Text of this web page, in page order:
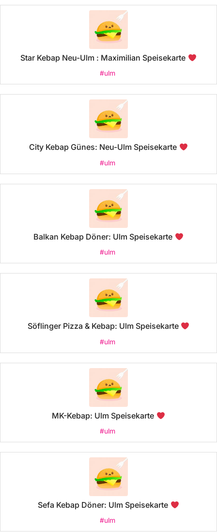
Star Kebap Neu-Ulm : Maximilian Speisekarte
#ulm
City Kebap Günes: Neu-Ulm Speisekarte
#ulm
Balkan Kebap Döner: Ulm Speisekarte
#ulm
Söflinger Pizza & Kebap: Ulm Speisekarte
#ulm
MK-Kebap: Ulm Speisekarte
#ulm
Sefa Kebap Döner: Ulm Speisekarte
#ulm